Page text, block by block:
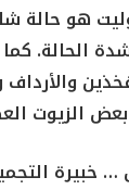
هو حالة
الحالة.
الزيوت
خبيرة